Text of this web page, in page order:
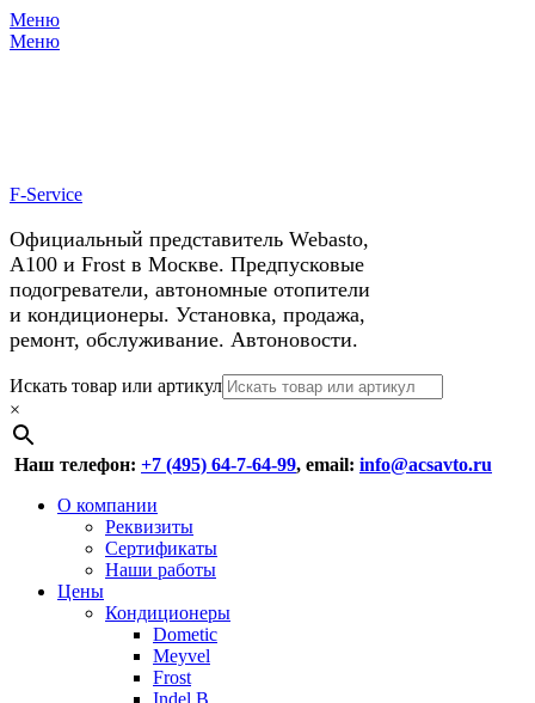
Меню
Меню
F-Service
Официальный представитель Webasto,
А100 и Frost в Москве. Предпусковые
подогреватели, автономные отопители
и кондиционеры. Установка, продажа,
ремонт, обслуживание. Автоновости.
Header
Right
Menu
Перейти
к
содержимому
Искать товар или артикул
×
Наш телефон: +7 (495) 64-7-64-99, email: info@acsavto.ru
Основное
Перейти
содержимому
О компании
Реквизиты
Сертификаты
Наши работы
Цены
Кондиционеры
Dometic
Meyvel
Frost
Indel B
У нас космические скидки на